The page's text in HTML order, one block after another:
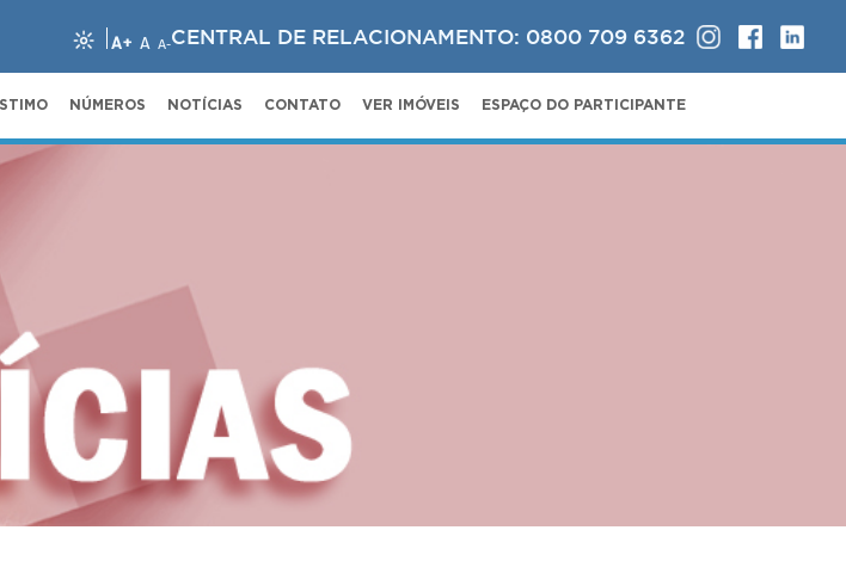
A+ A A-CENTRAL DE RELACIONAMENTO: 0800 709 6362
NÚMEROS NOTÍCIAS CONTATO VER IMÓVEIS ESPAÇO DO PARTICIPANTE